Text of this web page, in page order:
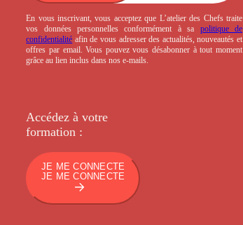
En vous inscrivant, vous acceptez que L’atelier des Chefs traite
vos données personnelles conformément à sa politique de
confidentialité afin de vous adresser des actualités, nouveautés et
offres par email. Vous pouvez vous désabonner à tout moment
grâce au lien inclus dans nos e-mails.
Accédez à votre
formation :
JE ME CONNECTE
JE ME CONNECTE